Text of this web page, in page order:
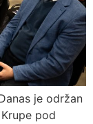
je održan
pod